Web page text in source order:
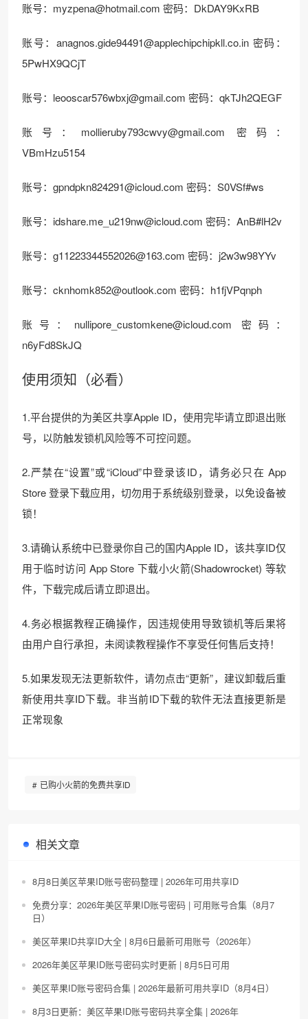
账号：myzpena@hotmail.com 密码：DkDAY9KxRB
账号：anagnos.gide94491@applechipchipkll.co.in 密码：
5PwHX9QCjT
账号：leooscar576wbxj@gmail.com 密码：qkTJh2QEGF
账号：mollieruby793cwvy@gmail.com 密码：
VBmHzu5154
账号：gpndpkn824291@icloud.com 密码：S0VSf#ws
账号：idshare.me_u219nw@icloud.com 密码：AnB#lH2v
账号：g11223344552026@163.com 密码：j2w3w98YYv
账号：cknhomk852@outlook.com 密码：h1fjVPqnph
账号：nullipore_customkene@icloud.com 密码：
n6yFd8SkJQ
使用须知（必看）
1.平台提供的为美区共享Apple ID，使用完毕请立即退出账
号，以防触发锁机风险等不可控问题。
2.严禁在“设置”或“iCloud”中登录该ID，请务必只在 App
Store 登录下载应用，切勿用于系统级别登录，以免设备被
锁！
3.请确认系统中已登录你自己的国内Apple ID，该共享ID仅
用于临时访问 App Store 下载小火箭(Shadowrocket) 等软
件，下载完成后请立即退出。
4.务必根据教程正确操作，因违规使用导致锁机等后果将
由用户自行承担，未阅读教程操作不享受任何售后支持！
5.如果发现无法更新软件，请勿点击“更新”，建议卸载后重
新使用共享ID下载。非当前ID下载的软件无法直接更新是
正常现象
已购小火箭的免费共享ID
相关文章
8月8日美区苹果ID账号密码整理 | 2026年可用共享ID
免费分享：2026年美区苹果ID账号密码 | 可用账号合集（8月7
日）
美区苹果ID共享ID大全 | 8月6日最新可用账号（2026年）
2026年美区苹果ID账号密码实时更新 | 8月5日可用
美区苹果ID账号密码合集 | 2026年最新可用共享ID（8月4日）
8月3日更新：美区苹果ID账号密码共享全集 | 2026年